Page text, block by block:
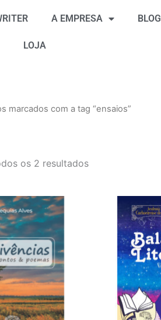
A EMPRESA BLOG
LOJA
marcados com a tag “ensaios”
os 2 resultados
por
mais